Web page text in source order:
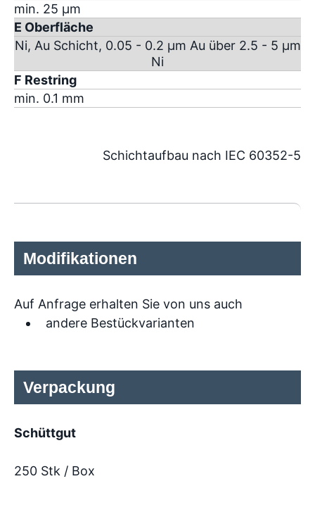
min. 25 µm
E Oberfläche
Ni, Au Schicht, 0.05 - 0.2 µm Au über 2.5 - 5 µm
Ni
F Restring
min. 0.1 mm
Schichtaufbau nach IEC 60352-5
Modifikationen
Auf Anfrage erhalten Sie von uns auch
andere Bestückvarianten
Verpackung
Schüttgut
250 Stk / Box